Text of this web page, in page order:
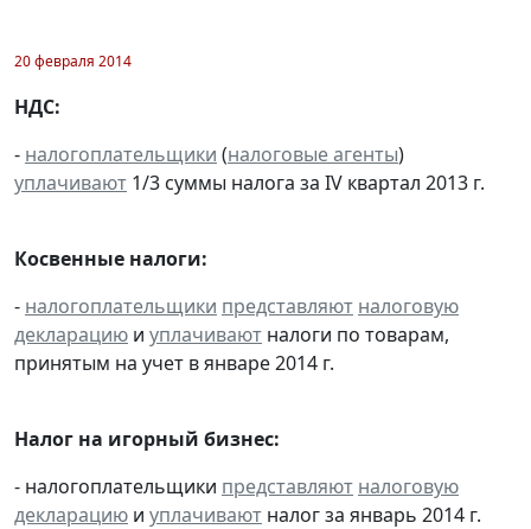
20 февраля 2014
НДС:
- налогоплательщики (налоговые агенты)
уплачивают 1/3 суммы налога за IV квартал 2013 г.
Косвенные налоги:
- налогоплательщики представляют налоговую
декларацию и уплачивают налоги по товарам,
принятым на учет в январе 2014 г.
Налог на игорный бизнес:
- налогоплательщики представляют налоговую
декларацию и уплачивают налог за январь 2014 г.